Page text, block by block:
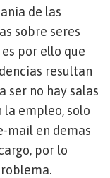
de las
sobre seres
por ello que
resultan
ser no hay salas
la empleo, solo
mail en demas
por lo